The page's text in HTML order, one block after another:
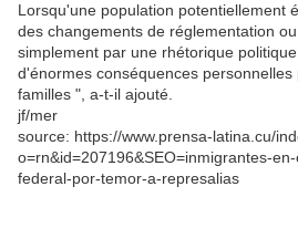
Lorsqu'une population potentiellement
des changements de réglementation
simplement par une rhétorique
d'énormes conséquences
familles ", a-t-il ajouté.
jf/mer
source: https://www.prensa-latina.cu/
o=rn&id=207196&SEO=inmigrantes-
federal-por-temor-a-represalias